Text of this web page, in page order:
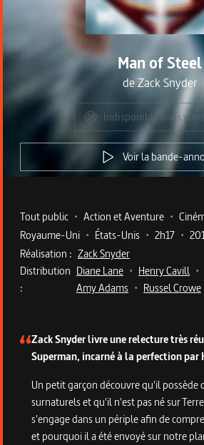
Man of Steel
deZack Snyder
Indisponible dans
Voir la bande-
Metadata du programme
Tout public • Action et Aventure •
Royaume-Uni • États-Unis • 2h17 •
Réalisation : Zack Snyder
Distribution
:
Diane Lane • Henry Cavill •
Amy Adams • Russel Crowe
Zack Snyder livre une relecture très
Superman, incarné à la perfection par
Un petit garçon découvre qu'il possède
surnaturels et qu'il n'est pas né sur
s'engage dans un périple afin de
et pourquoi il a été envoyé sur notre